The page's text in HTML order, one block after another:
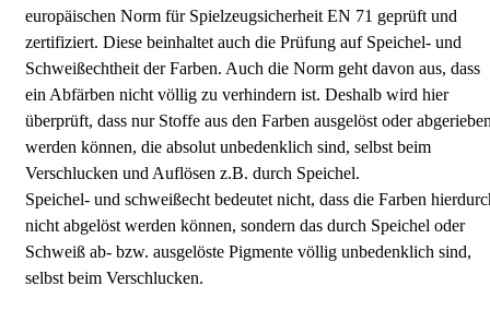
europäischen Norm für Spielzeugsicherheit EN 71 geprüft und
zertifiziert. Diese beinhaltet auch die Prüfung auf Speichel- und
Schweißechtheit der Farben. Auch die Norm geht davon aus, dass
ein Abfärben nicht völlig zu verhindern ist. Deshalb wird hier
überprüft, dass nur Stoffe aus den Farben ausgelöst oder
werden können, die absolut unbedenklich sind, selbst beim
Verschlucken und Auflösen z.B. durch Speichel.
Speichel- und schweißecht bedeutet nicht, dass die Farben
nicht abgelöst werden können, sondern das durch Speichel oder
Schweiß ab- bzw. ausgelöste Pigmente völlig unbedenklich sind,
selbst beim Verschlucken.